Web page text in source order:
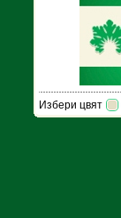
Избери цвят